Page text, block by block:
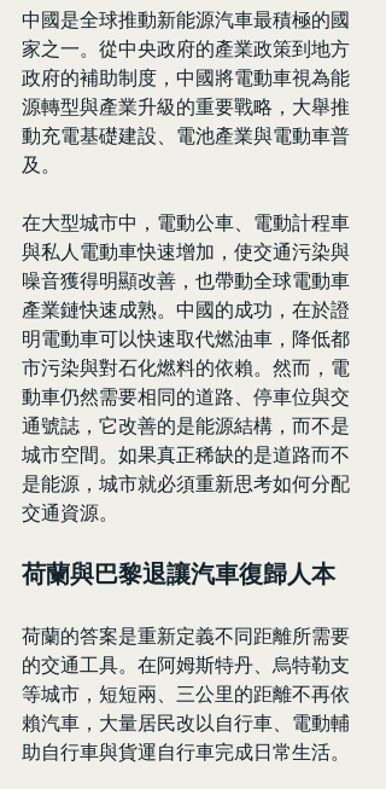
中國是全球推動新能源汽車最積極的國
家之一。從中央政府的產業政策到地方
政府的補助制度，中國將電動車視為能
源轉型與產業升級的重要戰略，大舉推
動充電基礎建設、電池產業與電動車普
及。
在大型城市中，電動公車、電動計程車
與私人電動車快速增加，使交通污染與
噪音獲得明顯改善，也帶動全球電動車
產業鏈快速成熟。中國的成功，在於證
明電動車可以快速取代燃油車，降低都
市污染與對石化燃料的依賴。然而，電
動車仍然需要相同的道路、停車位與交
通號誌，它改善的是能源結構，而不是
城市空間。如果真正稀缺的是道路而不
是能源，城市就必須重新思考如何分配
交通資源。
荷蘭與巴黎退讓汽車復歸人本
荷蘭的答案是重新定義不同距離所需要
的交通工具。在阿姆斯特丹、烏特勒支
等城市，短短兩、三公里的距離不再依
賴汽車，大量居民改以自行車、電動輔
助自行車與貨運自行車完成日常生活。